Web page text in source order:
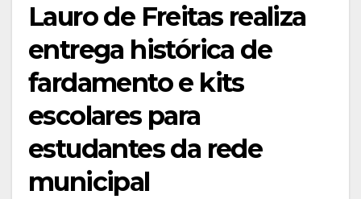
Lauro de Freitas realiza
entrega histórica de
fardamento e kits
escolares para
estudantes da rede
municipal